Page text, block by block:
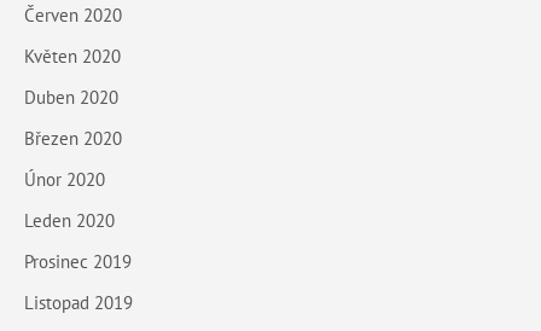
Červen 2020
Květen 2020
Duben 2020
Březen 2020
Únor 2020
Leden 2020
Prosinec 2019
Listopad 2019